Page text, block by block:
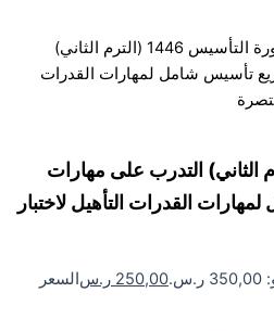
/ دورة التأسيس 1446 (الترم الثاني)
شامل لمهارات القدرات
(الترم الثاني) التدرب على مهارات
القدرات التأهيل لاختبار
250,00 ر.سالسعر